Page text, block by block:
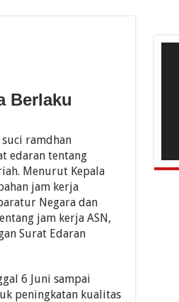
Berlaku
suci ramdhan
edaran tentang
Menurut Kepala
jam kerja
Negara dan
jam kerja ASN,
Surat Edaran
6 Juni sampai
peningkatan kualitas